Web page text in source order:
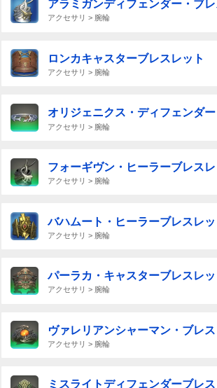
アラミガンディフェンダー・ブレ
アクセサリ > 腕輪
ロンカキャスターブレスレット
アクセサリ > 腕輪
オリジェニクス・ディフェンダ
アクセサリ > 腕輪
フォーギヴン・ヒーラーブレスレ
アクセサリ > 腕輪
バハムート・ヒーラーブレスレッ
アクセサリ > 腕輪
パーラカ・キャスターブレスレッ
アクセサリ > 腕輪
ヴァレリアンシャーマン・ブレス
アクセサリ > 腕輪
ミスライトディフェンダーブレス